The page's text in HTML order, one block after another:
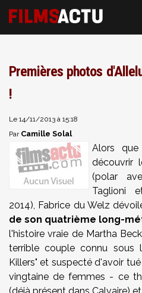
Premières photos
!
Le 14/11/2013 à 15:18
Par Camille Solal
Alors
découvrir
(polar
Taglioni
2014), Fabrice du Welz
de son quatrième long-
l'histoire vraie de Martha
terrible couple connu sous
Killers" et suspecté d'avoir
vingtaine de femmes - ce